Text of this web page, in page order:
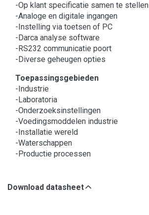
-Op klant specificatie samen te stellen
-Analoge en digitale ingangen
-Instelling via toetsen of PC
-Darca analyse software
-RS232 communicatie poort
-Diverse geheugen opties
Toepassingsgebieden
-Industrie
-Laboratoria
-Onderzoeksinstellingen
-Voedingsmoddelen industrie
-Installatie wereld
-Waterschappen
-Productie processen
Download datasheet